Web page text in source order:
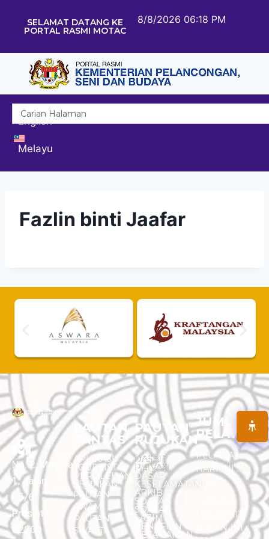
SELAMAT DATANG KE
PORTAL RASMI MOTAC
8/8/2026 06:18 PM
English
Melayu
Fazlin binti Jaafar
No. 2, Menara
1, Jalan
P5/6,
Presint 5,
62200
PAUTAN
PANTAS
APLIKASI
TOURLIST
PEROLEHAN
SEMAKAN
PAUTAN
AWAM
PAUTAN
SWASTA
PAUTAN
RUJUKAN
DASAR
PRIVASI
DASAR
KESELAMATAN
ARKIB
SOALAN -
SOALAN
LAZIM
PENAFIAN
PETA LAMAN
JUMLAH
PELAWAT
PELAWAT
HARI INI :
PELAWAT
BULAN INI :